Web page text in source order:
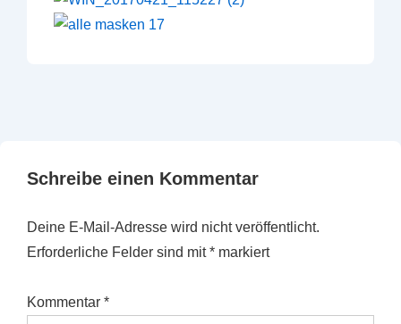
Schreibe einen Kommentar
Deine E-Mail-Adresse wird nicht veröffentlicht.
Erforderliche Felder sind mit* markiert
Kommentar *